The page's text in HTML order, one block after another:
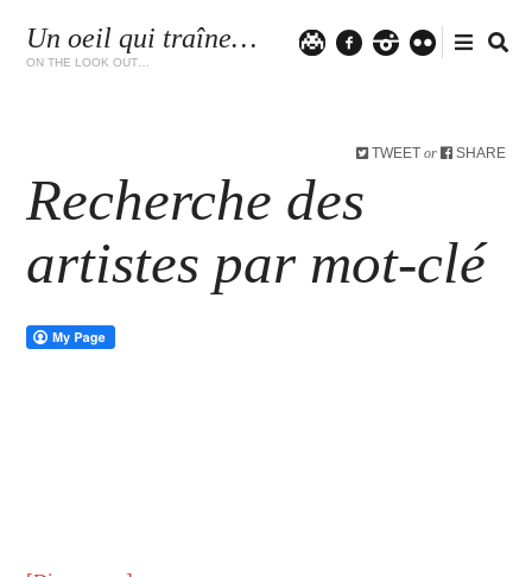
Un oeil qui traîne…
ON THE LOOK OUT…
TWEET or SHARE
Recherche des
artistes par mot-clé